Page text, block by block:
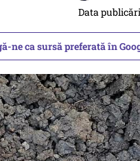
Data
ne ca sursă preferată în